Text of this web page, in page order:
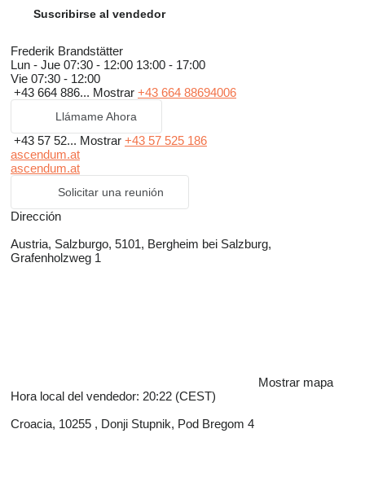
Suscribirse al vendedor
Frederik Brandstätter
Lun - Jue 07:30 - 12:00 13:00 - 17:00
Vie 07:30 - 12:00
+43 664 886... Mostrar +43 664 88694006
Llámame Ahora
+43 57 52... Mostrar +43 57 525 186
ascendum.at
ascendum.at
Solicitar una reunión
Dirección
Austria, Salzburgo, 5101, Bergheim bei Salzburg,
Grafenholzweg 1
Mostrar mapa
Hora local del vendedor: 20:22 (CEST)
Croacia, 10255 , Donji Stupnik, Pod Bregom 4